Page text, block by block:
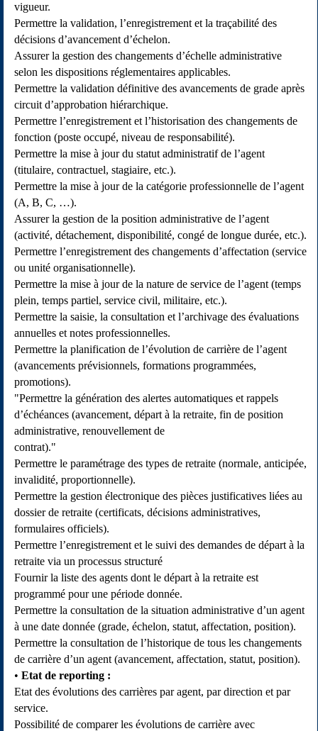
vigueur.
Permettre la validation, l’enregistrement et la traçabilité des
décisions d’avancement d’échelon.
Assurer la gestion des changements d’échelle administrative
selon les dispositions réglementaires applicables.
Permettre la validation définitive des avancements de grade après
circuit d’approbation hiérarchique.
Permettre l’enregistrement et l’historisation des changements de
fonction (poste occupé, niveau de responsabilité).
Permettre la mise à jour du statut administratif de l’agent
(titulaire, contractuel, stagiaire, etc.).
Permettre la mise à jour de la catégorie professionnelle de l’agent
(A, B, C, …).
Assurer la gestion de la position administrative de l’agent
(activité, détachement, disponibilité, congé de longue durée, etc.).
Permettre l’enregistrement des changements d’affectation (service
ou unité organisationnelle).
Permettre la mise à jour de la nature de service de l’agent (temps
plein, temps partiel, service civil, militaire, etc.).
Permettre la saisie, la consultation et l’archivage des évaluations
annuelles et notes professionnelles.
Permettre la planification de l’évolution de carrière de l’agent
(avancements prévisionnels, formations programmées,
promotions).
"Permettre la génération des alertes automatiques et rappels
d’échéances (avancement, départ à la retraite, fin de position
administrative, renouvellement de
contrat)."
Permettre le paramétrage des types de retraite (normale, anticipée,
invalidité, proportionnelle).
Permettre la gestion électronique des pièces justificatives liées au
dossier de retraite (certificats, décisions administratives,
formulaires officiels).
Permettre l’enregistrement et le suivi des demandes de départ à la
retraite via un processus structuré
Fournir la liste des agents dont le départ à la retraite est
programmé pour une période donnée.
Permettre la consultation de la situation administrative d’un agent
à une date donnée (grade, échelon, statut, affectation, position).
Permettre la consultation de l’historique de tous les changements
de carrière d’un agent (avancement, affectation, statut, position).
Etat de reporting :
Etat des évolutions des carrières par agent, par direction et par
service.
Possibilité de comparer les évolutions de carrière avec